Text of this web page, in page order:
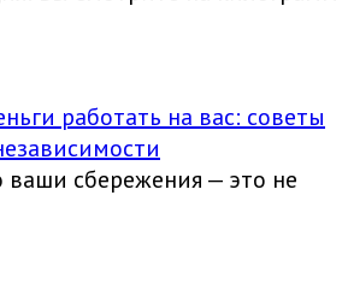
работать на вас: советы
ваши сбережения — это не